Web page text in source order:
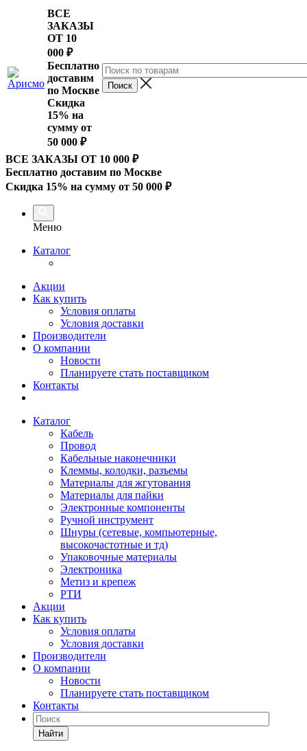
ВСЕ
ЗАКАЗЫ
ОТ 10
000 ₽
Бесплатно
доставим
по Москве
Скидка
15% на
сумму от
50 000 ₽
ВСЕ ЗАКАЗЫ ОТ 10 000 ₽
Бесплатно доставим по Москве
Скидка 15% на сумму от 50 000 ₽
Меню
Каталог
Акции
Как купить
Условия оплаты
Условия доставки
Производители
О компании
Новости
Планируете стать поставщиком
Контакты
Каталог
Кабель
Провод
Кабельные наконечники
Клеммы, колодки, разъемы
Материалы для жгутования
Материалы для пайки
Электронные компоненты
Ручной инструмент
Шнуры (сетевые, компьютерные,
высокочастотные и тд)
Упаковочные материалы
Электроника
Метиз и крепеж
РТИ
Акции
Как купить
Условия оплаты
Условия доставки
Производители
О компании
Новости
Планируете стать поставщиком
Контакты
Найти